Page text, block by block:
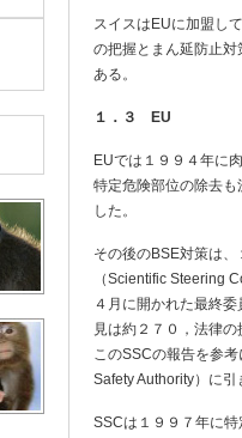
スイスはEUに加盟し
の把握とまん延防止
ある。
１．３ EU
EUでは１９９４年に
特定危険部位の除去
した。
その後のBSE対策は
（Scientific Steering
４月に開かれた最終
見は約２７０，法律
このSSCの報告を参
Safety Authority）に
SSCは１９９７年に